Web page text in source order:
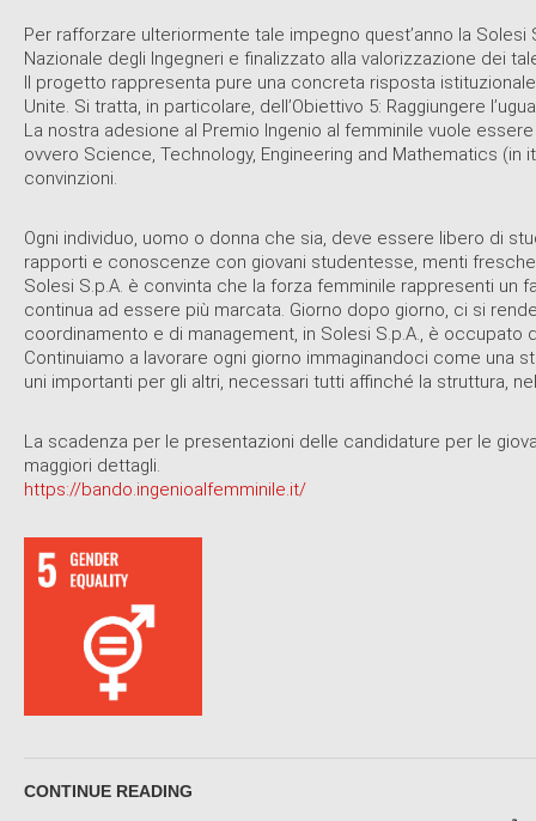
Per rafforzare ulteriormente tale impegno quest’anno la
Nazionale degli Ingegneri e finalizzato alla valorizzazione dei
Il progetto rappresenta pure una concreta risposta
Unite. Si tratta, in particolare, dell’Obiettivo 5: Raggiungere
La nostra adesione al Premio Ingenio al femminile vuole
ovvero Science, Technology, Engineering and Mathematics
convinzioni.
Ogni individuo, uomo o donna che sia, deve essere libero di
rapporti e conoscenze con giovani studentesse, menti
Solesi S.p.A. è convinta che la forza femminile rappresenti
continua ad essere più marcata. Giorno dopo giorno, ci si
coordinamento e di management, in Solesi S.p.A., è occupato
Continuiamo a lavorare ogni giorno immaginandoci come una
uni importanti per gli altri, necessari tutti affinché la struttura,
La scadenza per le presentazioni delle candidature per le
maggiori dettagli.
https://bando.ingenioalfemminile.it/
CONTINUE READING